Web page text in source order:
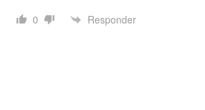
0
Responder